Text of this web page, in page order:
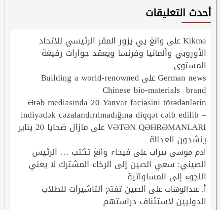
أحدث التعليقات
Kikmaعلى وانغ يي يزور المقر الرئيسي للاتحاد
الأوروبي وألمانيا وفرنسا ويعقد حوارات رفيعَة
المستوى
German newsعلى Building a world-renowned
Chinese bio-materials brand
Ərəb mediasında 20 Yanvar faciəsini törədənlərin
indiyədək cəzalandırılmadığına diqqət cəlb edilib –
VƏTƏN QƏHRƏMANLARIعلى مازال ضحايا 20 يناير
ينشدون العدالة
ادم موسى تيرابعلى فيحاء وانغ تكتب … الرئيس
الصيني: سعي الصين إلى الرخاء المشترك لا يعني
اللجوء إلى المساواتية
أ. عبدالوهابعلى الصين تفتح التاشيرات للطلاب
الدوليين لاستئناف دراستهم